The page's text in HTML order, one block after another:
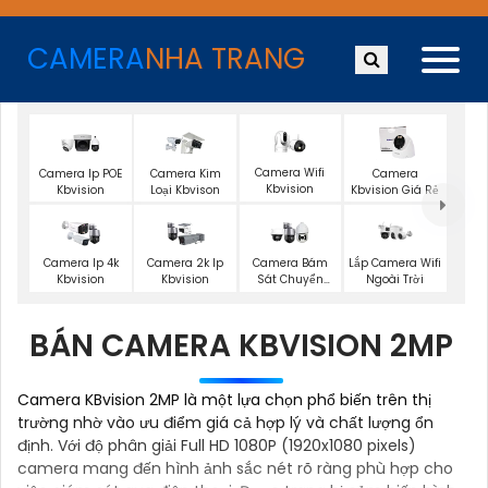
CAMERANHA TRANG
Camera Ip POE
Kbvision
Camera Kim
Loại Kbvison
Camera Wifi
Kbvision
Camera
Kbvision Giá Rẻ
Camera Ip 4k
Kbvision
Camera 2k Ip
Kbvision
Camera Bám
Sát Chuyển
Lắp Camera Wifi
Ngoài Trời
BÁN CAMERA KBVISION 2MP
Camera KBvision 2MP là một lựa chọn phổ biến trên thị
trường nhờ vào ưu điểm giá cả hợp lý và chất lượng ổn
định. Với độ phân giải Full HD 1080P (1920x1080 pixels)
camera mang đến hình ảnh sắc nét rõ ràng phù hợp cho